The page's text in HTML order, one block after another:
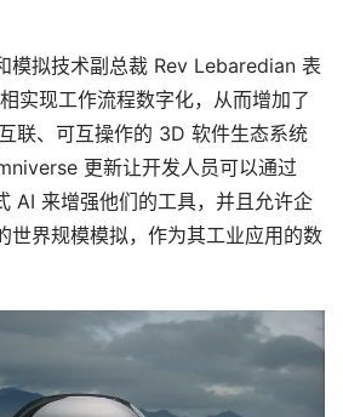
模拟技术副总裁 Rev Lebaredian 表
实现工作流程数字化，从而增加了
联、可互操作的 3D 软件生态系统
更新让开发人员可以通过
AI 来增强他们的工具，并且允许企
世界规模模拟，作为其工业应用的数